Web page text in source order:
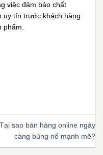
việc đảm bảo chất
tín trước khách hàng
phẩm.
Tại sao bán hàng online ngày
càng bùng nổ mạnh mẽ?